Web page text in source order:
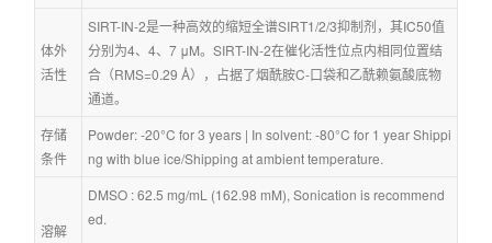
体外
活性
SIRT-IN-2是一种高效的缩短全谱SIRT1/2/3抑制剂，其IC50值
分别为4、4、7 μM。SIRT-IN-2在催化活性位点内相同位置结
合（RMS=0.29 Å），占据了烟酰胺C-口袋和乙酰赖氨酸底物
通道。
存储
条件
Powder: -20°C for 3 years | In solvent: -80°C for 1 year Shippi
ng with blue ice/Shipping at ambient temperature.
溶解
DMSO : 62.5 mg/mL (162.98 mM), Sonication is recommend
ed.